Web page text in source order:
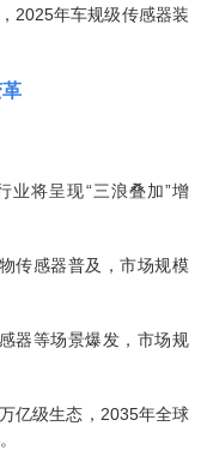
2025年车规级传感器装
业将呈现“三浪叠加”增
传感器普及，市场规模
器等场景爆发，市场规
亿级生态，2035年全球